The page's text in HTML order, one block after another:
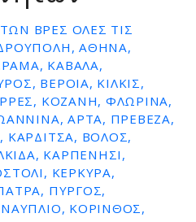
ΒΡΕΣ ΌΛΕΣ ΤΙΣ
ΑΘΗΝΑ,
ΚΑΒΑΛΑ,
ΒΕΡΟΙΑ, ΚΙΛΚΙΣ,
ΚΟΖΑΝΗ, ΦΛΩΡΙΝΑ,
ΑΡΤΑ, ΠΡΕΒΕΖΑ,
ΚΑΡΔΙΤΣΑ, ΒΟΛΟΣ,
ΚΑΡΠΕΝΗΣΙ,
ΚΕΡΚΥΡΑ,
ΠΥΡΓΟΣ,
ΚΟΡΙΝΘΟΣ,